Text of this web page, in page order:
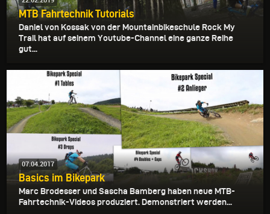
MTB Fahrtechnik Tutorials
Daniel von Kossak von der Mountainbikeschule Rock My
Trail hat auf seinem Youtube-Channel eine ganze Reihe
gut...
07.04.2017
Basics im Bikepark
Marc Brodesser und Sascha Bamberg haben neue MTB-
Fahrtechnik-Videos produziert. Demonstriert werden...